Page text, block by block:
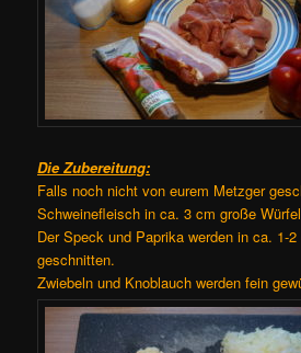
Die Zubereitung:
Falls noch nicht von eurem Metzger
Schweinefleisch in ca. 3 cm große
Der Speck und Paprika werden in ca. 1-
geschnitten.
Zwiebeln und Knoblauch werden fein